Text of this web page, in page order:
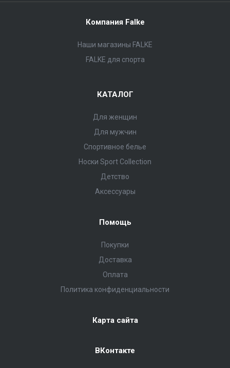
Компания Falke
Наши магазины FALKE
FALKE для спорта
КАТАЛОГ
Для женщин
Для мужчин
Спортивное белье
Носки Sport Collection
Детство
Аксессуары
Помощь
Покупки
Доставка
Оплата
Политика конфиденциальности
Карта сайта
ВКонтакте